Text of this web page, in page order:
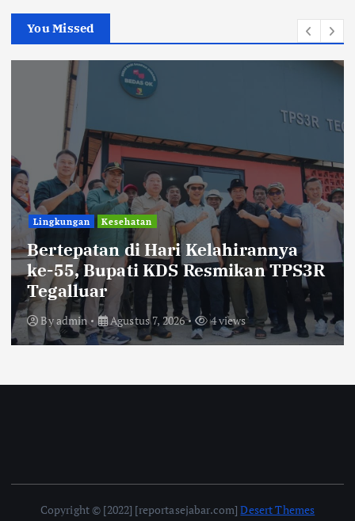
You Missed
TNI POLRI
Kapolres Kebumen Bantu
Perlengkapan Sekolah 15 Siswa di
Sempor
Byadmin Agustus 7, 2026 6 views
Copyright © [2022] [reportasejabar.com]Desert Themes